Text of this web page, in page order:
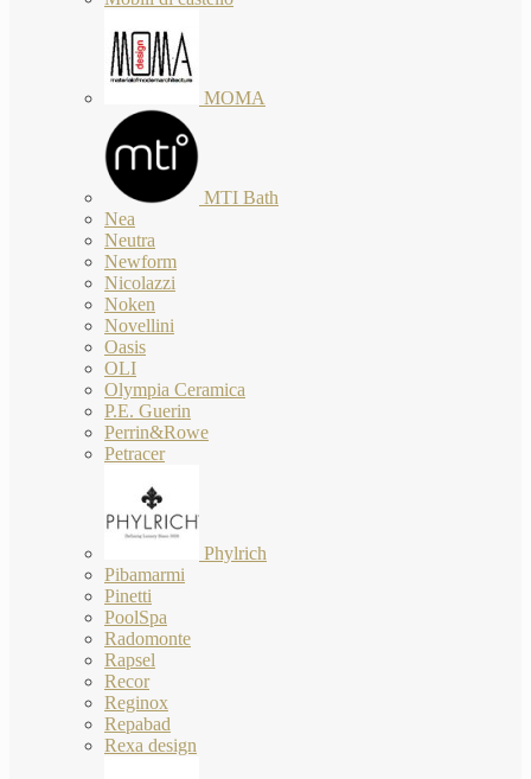
MOMA
MTI Bath
Nea
Neutra
Newform
Nicolazzi
Noken
Novellini
Oasis
OLI
Olympia Ceramica
P.E. Guerin
Perrin&Rowe
Petracer
Phylrich
Pibamarmi
Pinetti
PoolSpa
Radomonte
Rapsel
Recor
Reginox
Repabad
Rexa design